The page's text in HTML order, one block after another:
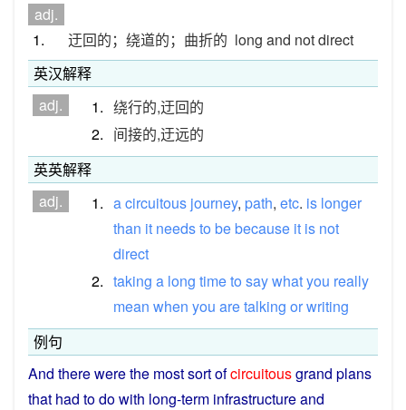
adj.
1.
迂回的；绕道的；曲折的 long and not direct
英汉解释
adj.
1. 绕行的,迂回的
2. 间接的,迂远的
英英解释
adj.
1. acircuitous journey, path, etc. is longer
than it needsto bebecause it is not
direct
2. taking a long timeto saywhatyou really
mean when you aretalking orwriting
例句
And therewerethe mostsort ofcircuitousgrand plans
that had todo with long-term infrastructureand